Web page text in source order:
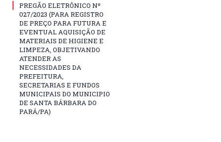
PREGÃO ELETRÔNICO Nº
027/2023 (PARA REGISTRO
DE PREÇO PARA FUTURA E
EVENTUAL AQUISIÇÃO DE
MATERIAIS DE HIGIENE E
LIMPEZA, OBJETIVANDO
ATENDER AS
NECESSIDADES DA
PREFEITURA,
SECRETARIAS E FUNDOS
MUNICIPAIS DO MUNICIPIO
DE SANTA BÁRBARA DO
PARÁ/PA)